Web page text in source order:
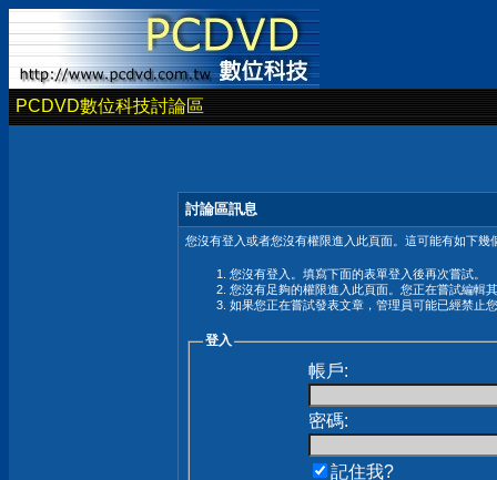
PCDVD數位科技討論區
討論區訊息
您沒有登入或者您沒有權限進入此頁面。這可能有如下幾
您沒有登入。填寫下面的表單登入後再次嘗試。
您沒有足夠的權限進入此頁面。您正在嘗試編輯
如果您正在嘗試發表文章，管理員可能已經禁止
登入
帳戶:
密碼:
記住我?